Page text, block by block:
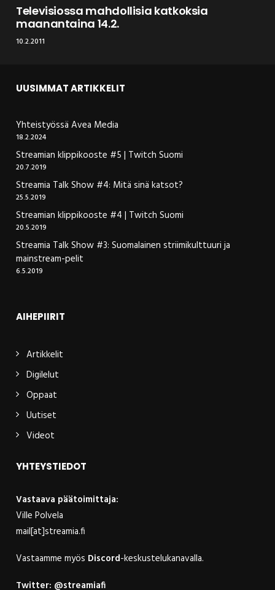
Televisiossa mahdollisia katkoksia
maanantaina 14.2.
10.2.2011
UUSIMMAT ARTIKKELIT
Yhteistyössä Avea Media
18.2.2024
Streamian klippikooste #5 | Twitch Suomi
20.7.2019
Streamia Talk Show #4: Mitä sinä katsot?
25.5.2019
Streamian klippikooste #4 | Twitch Suomi
20.5.2019
Streamia Talk Show #3: Suomalainen striimikulttuuri ja
mainstream-pelit
6.5.2019
AIHEPIIRIT
Artikkelit
Digilelut
Oppaat
Uutiset
Videot
YHTEYSTIEDOT
Vastaava päätoimittaja:
Ville Polvela
mail[at]streamia.fi
Vastaamme myös Discord-keskustelukanavalla.
Twitter: @streamiafi